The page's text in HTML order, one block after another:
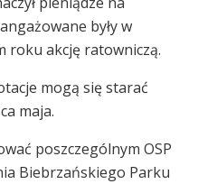
były w
roku akcję ratowniczą.
mogą się starać
maja.
poszczególnym OSP
Biebrzańskiego Parku